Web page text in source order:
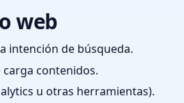
web
intención de búsqueda.
contenidos.
u otras herramientas).